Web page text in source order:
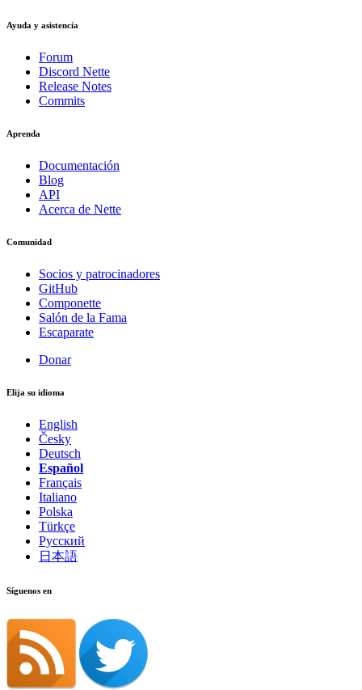
Ayuda y asistencia
Forum
Discord Nette
Release Notes
Commits
Aprenda
Documentación
Blog
API
Acerca de Nette
Comunidad
Socios y patrocinadores
GitHub
Componette
Salón de la Fama
Escaparate
Donar
Elija su idioma
English
Česky
Deutsch
Español
Français
Italiano
Polska
Türkçe
Русский
日本語
Síguenos en